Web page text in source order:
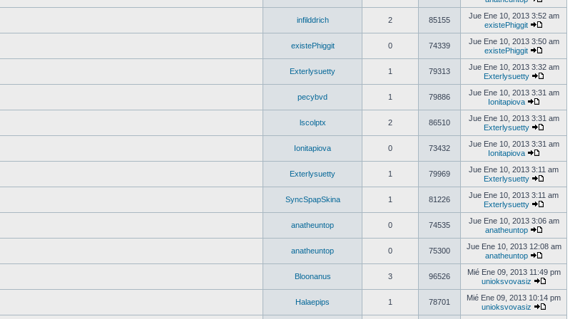
infilddrich 2 85155
Jue Ene 10, 2013 3:52 am
existePhiggit
existePhiggit 0 74339
Jue Ene 10, 2013 3:50 am
existePhiggit
Exterlysuetty 1 79313
Jue Ene 10, 2013 3:32 am
Exterlysuetty
pecybvd 1 79886
Jue Ene 10, 2013 3:31 am
Ionitapiova
lscolptx 2 86510
Jue Ene 10, 2013 3:31 am
Exterlysuetty
Ionitapiova 0 73432
Jue Ene 10, 2013 3:31 am
Ionitapiova
Exterlysuetty 1 79969
Jue Ene 10, 2013 3:11 am
Exterlysuetty
SyncSpapSkina 1 81226
Jue Ene 10, 2013 3:11 am
Exterlysuetty
anatheuntop 0 74535
Jue Ene 10, 2013 3:06 am
anatheuntop
anatheuntop 0 75300
Jue Ene 10, 2013 12:08 am
anatheuntop
Bloonanus 3 96526
Mié Ene 09, 2013 11:49 pm
unioksvovasiz
Halaepips 1 78701
Mié Ene 09, 2013 10:14 pm
unioksvovasiz